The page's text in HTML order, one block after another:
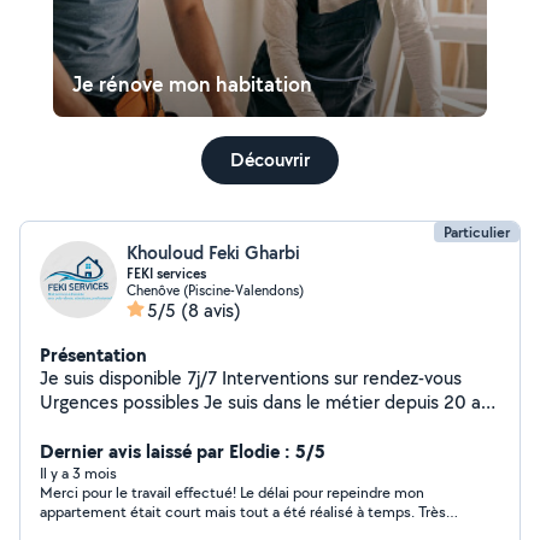
Je rénove mon habitation
Découvrir
Particulier
Khouloud Feki Gharbi
FEKI services
Chenôve (Piscine-Valendons)
5/5 (8 avis)
Présentation
Je suis disponible 7j/7 Interventions sur rendez-vous
Urgences possibles Je suis dans le métier depuis 20 ans
Pose de carrelages Peinture finition A+ Pose de papier
peint Plâtrerie avec bande a joint Transport des
marchandises Et aussi on vous propose des
interventions rapides et efficaces pour tous vos besoins
Dernier avis laissé par Elodie : 5/5
Il y a 3 mois
Merci pour le travail effectué! Le délai pour repeindre mon
appartement était court mais tout a été réalisé à temps. Très